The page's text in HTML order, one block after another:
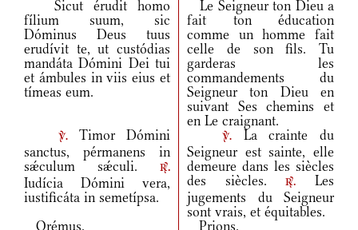
Sicut érudit homo
fílium suum, sic
Dóminus Deus tuus
erudívit te, ut custódias
mandáta Dómini Dei tui
et ámbules in viis eius et
tímeas eum.
Le Seigneur ton Dieu a
fait ton éducation
comme un homme fait
celle de son fils. Tu
garderas les
commandements du
Seigneur ton Dieu en
suivant Ses chemins et
en Le craignant.
v.Timor Dómini
sanctus, pérmanens in
sǽculum sǽculi.
r.
Iudícia Dómini vera,
iustificáta in semetípsa.
v.
La crainte du
Seigneur est sainte, elle
demeure dans les siècles
des siècles.r.
Les
jugements du Seigneur
sont vrais, et équitables.
Orémus.
Prions.